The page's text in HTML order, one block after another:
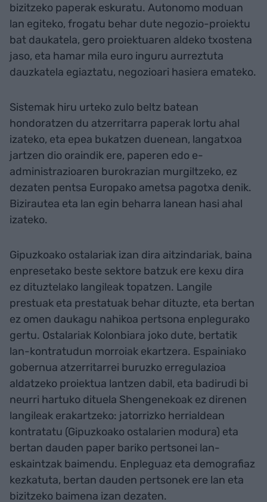
bizitzeko paperak eskuratu. Autonomo moduan
lan egiteko, frogatu behar dute negozio-proiektu
bat daukatela, gero proiektuaren aldeko txostena
jaso, eta hamar mila euro inguru aurreztuta
dauzkatela egiaztatu, negozioari hasiera emateko.
Sistemak hiru urteko zulo beltz batean
hondoratzen du atzerritarra paperak lortu ahal
izateko, eta epea bukatzen duenean, langatxoa
jartzen dio oraindik ere, paperen edo e-
administrazioaren burokrazian murgiltzeko, ez
dezaten pentsa Europako ametsa pagotxa denik.
Bizirautea eta lan egin beharra lanean hasi ahal
izateko.
Gipuzkoako ostalariak izan dira aitzindariak, baina
enpresetako beste sektore batzuk ere kexu dira
ez dituztelako langileak topatzen. Langile
prestuak eta prestatuak behar dituzte, eta bertan
ez omen daukagu nahikoa pertsona enplegurako
gertu. Ostalariak Kolonbiara joko dute, bertatik
lan-kontratudun morroiak ekartzera. Espainiako
gobernua atzerritarrei buruzko erregulazioa
aldatzeko proiektua lantzen dabil, eta badirudi bi
neurri hartuko dituela Shengenekoak ez direnen
langileak erakartzeko: jatorrizko herrialdean
kontratatu (Gipuzkoako ostalarien modura) eta
bertan dauden paper bariko pertsonei lan-
eskaintzak baimendu. Enpleguaz eta demografiaz
kezkatuta, bertan dauden pertsonek ere lan eta
bizitzeko baimena izan dezaten.